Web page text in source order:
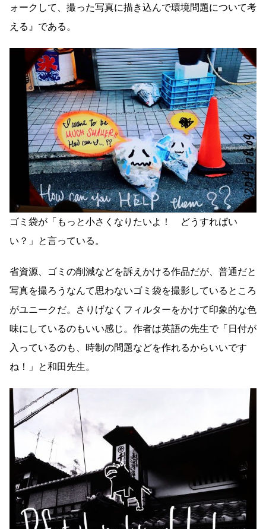
ォークして、撮った写真に描き込んで環境問題について考
える』である。
ゴミ袋が「もっと小さくなりたいよ！ どうすればい
い？」と言っている。
省資源、ゴミの削減などを訴えかける作品だが、普通だと
写真を撮ろうなんて思わないゴミ袋を撮影しているところ
がユニークだ。さりげなくフィルターをかけて印象的な色
味にしているのもいい感じ。作者は英語の先生で「日付が
入っているのも、時制の問題などを作れるからいいです
ね！」と和田先生。